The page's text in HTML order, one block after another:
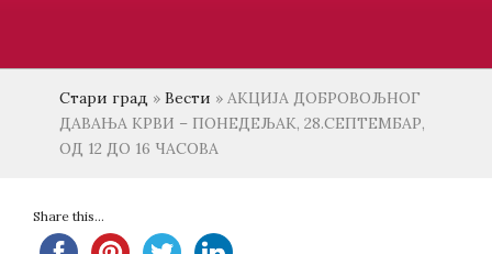
Стари град » Вести » АКЦИЈА ДОБРОВОЉНОГ
ДАВАЊА КРВИ – ПОНЕДЕЉАК, 28.СЕПТЕМБАР,
ОД 12 ДО 16 ЧАСОВА
Share this...